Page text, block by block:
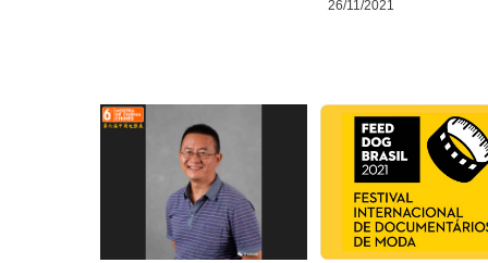
26/11/2021